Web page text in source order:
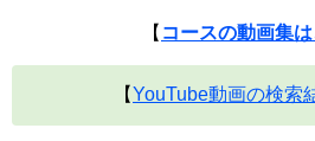
【 コースの動画集
【YouTube動画の検索